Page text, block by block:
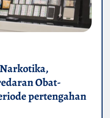
Obat-
pertengahan